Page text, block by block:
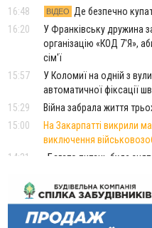
16:48
ВІДЕО
Де безпечно
16:20
У Франківську дружина
організацію «КОД 7'Я»,
сім'ї
15:57
У Коломиї на одній з
автоматичної фіксації
15:29
Війна забрала життя
15:00
На Закарпатті викрили
виключення
14:31
«Багато питань буде
Яремче обговорили, як
Карпатах
13:54
5 «тихих» хвороб, які
13:30
ФОТО На Надрічній